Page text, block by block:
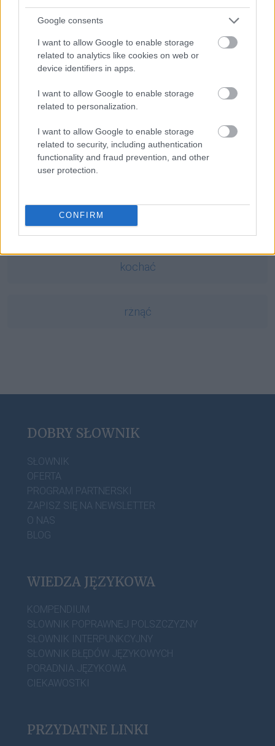
Google consents
I want to allow Google to enable storage
related to analytics like cookies on web or
device identifiers in apps.
I want to allow Google to enable storage
related to personalization.
I want to allow Google to enable storage
related to security, including authentication
functionality and fraud prevention, and other
user protection.
CONFIRM
muza
bursa
Zelandia
kochać
rżnąć
DOBRY SŁOWNIK
SŁOWNIK
OFERTA
PROGRAM PARTNERSKI
ZAPISZ SIĘ NA NEWSLETTER
O NAS
BLOG
WIEDZA JĘZYKOWA
KOMPENDIUM
SŁOWNIK POPRAWNEJ POLSZCZYZNY
SŁOWNIK INTERPUNKCYJNY
SŁOWNIK BŁĘDÓW JĘZYKOWYCH
PORADNIA JĘZYKOWA
CIEKAWOSTKI
PRZYDATNE LINKI